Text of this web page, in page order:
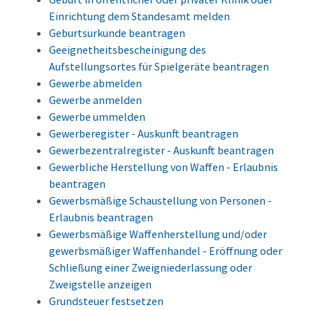
Einrichtung dem Standesamt melden
Geburtsurkunde beantragen
Geeignetheitsbescheinigung des
Aufstellungsortes für Spielgeräte beantragen
Gewerbe abmelden
Gewerbe anmelden
Gewerbe ummelden
Gewerberegister - Auskunft beantragen
Gewerbezentralregister - Auskunft beantragen
Gewerbliche Herstellung von Waffen - Erlaubnis
beantragen
Gewerbsmäßige Schaustellung von Personen -
Erlaubnis beantragen
Gewerbsmäßige Waffenherstellung und/oder
gewerbsmäßiger Waffenhandel - Eröffnung oder
Schließung einer Zweigniederlassung oder
Zweigstelle anzeigen
Grundsteuer festsetzen